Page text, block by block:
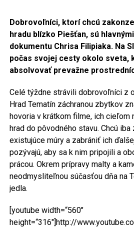
Dobrovoľníci, ktorí chcú
hradu blízko Piešťan, sú
dokumentu Chrisa Filipiaka. Na
počas svojej cesty okolo sveta,
absolvovať prevažne
Celé týždne strávili dobrovoľníci z
Hrad Tematín záchranou zbytkov
hovoria v krátkom filme, ich
hrad do pôvodného stavu. Chcú
existujúce múry a zabrániť ich
pozývajú, aby sa k nim pripojili a
prácou. Okrem prípravy malty a
neodmysliteľnou súčasťou dňa na
jedla.
[youtube width=“560″
height=“316″]http://